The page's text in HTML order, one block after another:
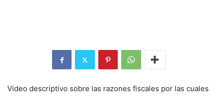
Video descriptivo sobre las razones fiscales por las cuales